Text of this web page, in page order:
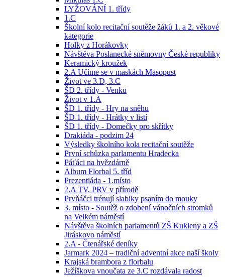
LYŽOVÁNÍ 1. třídy
1.C
Školní kolo recitační soutěže žáků 1. a 2. věkové
kategorie
Holky z Horákovky
Návštěva Poslanecké sněmovny České republiky
Keramický kroužek
2.A Učíme se v maskách Masopust
Život ve 3.D, 3.C
ŠD 2. třídy - Venku
Život v 1.A
ŠD 1. třídy - Hry na sněhu
ŠD 1. třídy - Hrátky v listí
ŠD 1. třídy - Domečky pro skřítky
Drakiáda - podzim 24
Výsledky školního kola recitační soutěže
První schůzka parlamentu Hradecka
Páťáci na hvězdárně
Album Florbal 5. tříd
Prezentiáda - 1.místo
2.A TV, PRV v přírodě
Prvňáčci trénují slabiky psaním do mouky
3. místo - Soutěž o zdobení vánočních stromků
na Velkém náměstí
Návštěva školních parlamentů ZŠ Kukleny a ZŠ
Jiráskovo náměstí
2.A - Čtenářské deníky
Jarmark 2024 – tradiční adventní akce naší školy
Krajská brambora z florbalu
Ježíškova vnoučata ze 3.C rozdávala radost